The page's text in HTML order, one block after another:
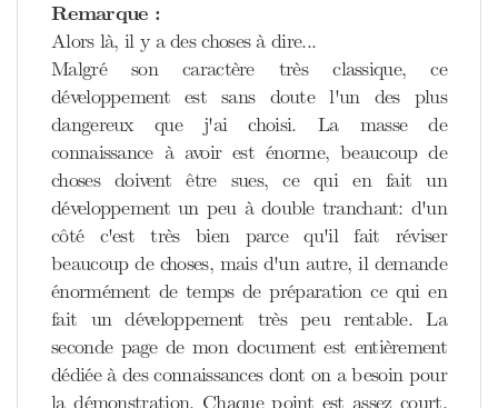
Remarque :
Alors là, il y a des choses à dire...
Malgré son caractère très classique, ce
développement est sans doute l'un des plus
dangereux que j'ai choisi. La masse de
connaissance à avoir est énorme, beaucoup de
choses doivent être sues, ce qui en fait un
développement un peu à double tranchant: d'un
côté c'est très bien parce qu'il fait réviser
beaucoup de choses, mais d'un autre, il demande
énormément de temps de préparation ce qui en
fait un développement très peu rentable. La
seconde page de mon document est entièrement
dédiée à des connaissances dont on a besoin pour
la démonstration. Chaque point est assez court,